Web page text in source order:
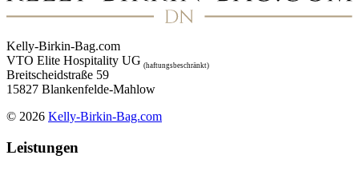
Kelly-Birkin-Bag.com
VTO Elite Hospitality UG (haftungsbeschränkt)
Breitscheidstraße 59
15827 Blankenfelde-Mahlow
© 2026 Kelly-Birkin-Bag.com
Leistungen